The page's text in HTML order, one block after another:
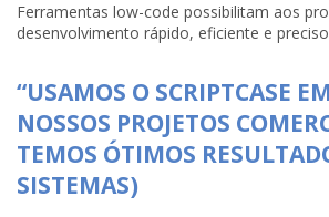
Ferramentas low-code possibilitam aos
desenvolvimento rápido, eficiente e preciso
“USAMOS O SCRIPTCASE
NOSSOS PROJETOS
TEMOS ÓTIMOS
SISTEMAS)